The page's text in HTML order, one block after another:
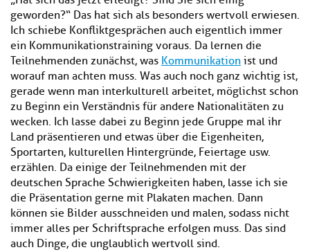
geworden?“ Das hat sich als besonders wertvoll erwiesen.
Ich schiebe Konfliktgesprächen auch eigentlich immer
ein Kommunikationstraining voraus. Da lernen die
Teilnehmenden zunächst, was Kommunikation ist und
worauf man achten muss. Was auch noch ganz wichtig ist,
gerade wenn man interkulturell arbeitet, möglichst schon
zu Beginn ein Verständnis für andere Nationalitäten zu
wecken. Ich lasse dabei zu Beginn jede Gruppe mal ihr
Land präsentieren und etwas über die Eigenheiten,
Sportarten, kulturellen Hintergründe, Feiertage usw.
erzählen. Da einige der Teilnehmenden mit der
deutschen Sprache Schwierigkeiten haben, lasse ich sie
die Präsentation gerne mit Plakaten machen. Dann
können sie Bilder ausschneiden und malen, sodass nicht
immer alles per Schriftsprache erfolgen muss. Das sind
auch Dinge, die unglaublich wertvoll sind.